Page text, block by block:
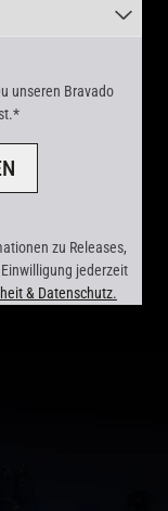
unseren Bravado
zu Releases,
jederzeit
& Datenschutz.